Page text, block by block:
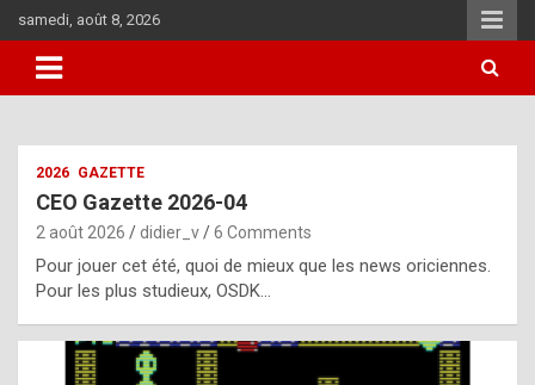
to
content
samedi, août 8, 2026
i
u
l
2026 GAZETTE
CEO Gazette 2026-04
2 août 2026 didier_v 6 Comments
Pour jouer cet été, quoi de mieux que les news oriciennes.
Pour les plus studieux, OSDK…